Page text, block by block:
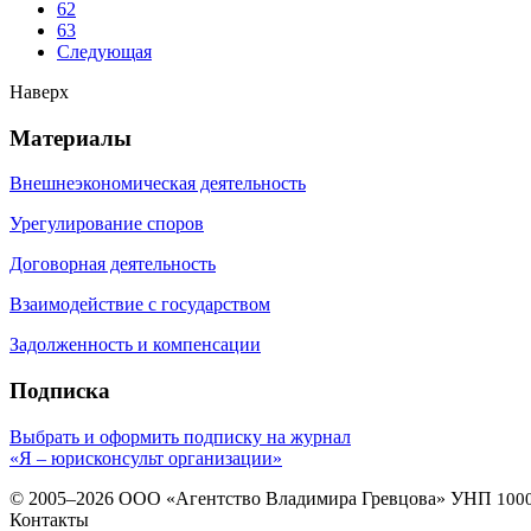
62
63
Следующая
Наверх
Материалы
Внешнеэкономическая деятельность
Урегулирование споров
Договорная деятельность
Взаимодействие с государством
Задолженность и компенсации
Подписка
Выбрать и оформить подписку на журнал
«Я – юрисконсульт организации»
© 2005–2026 ООО «Агентство Владимира Гревцова» УНП
Контакты